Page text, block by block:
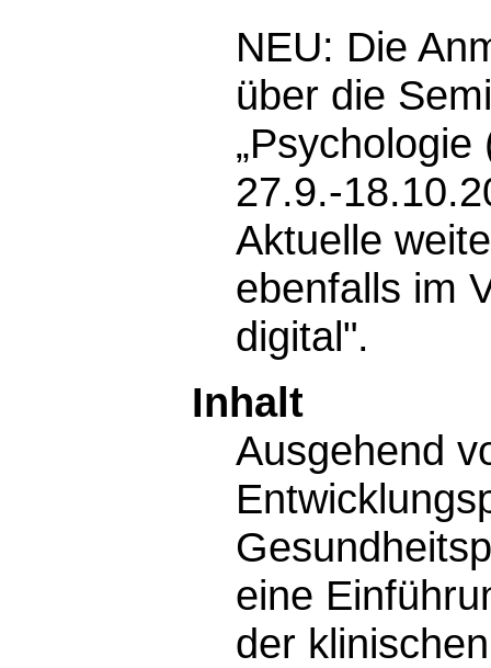
NEU: Die
über die
„Psychologie
27.9.-
Aktuelle
ebenfalls im
digital".
Inhalt
Ausgehend
eine
der